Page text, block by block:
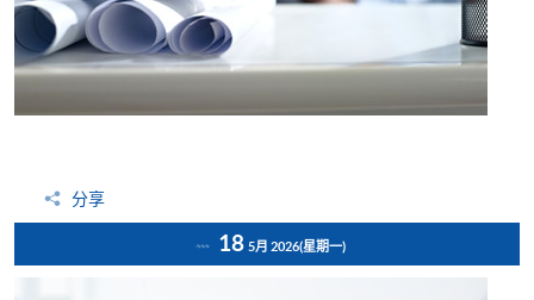
分享
18 5月 2026(星期一)